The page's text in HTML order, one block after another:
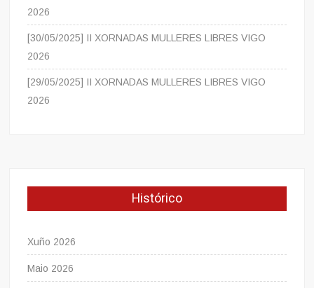
2026
[30/05/2025] II XORNADAS MULLERES LIBRES VIGO
2026
[29/05/2025] II XORNADAS MULLERES LIBRES VIGO
2026
Histórico
Xuño 2026
Maio 2026